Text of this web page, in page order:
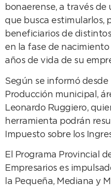
bonaerense, a través de
que busca estimularlos,
beneficiarios de
en la fase de
años de vida de su
Según se informó
Producción municipal,
Leonardo Ruggiero,
herramienta podrán
Impuesto sobre los
El Programa Provincial
Empresarios es
la Pequeña, Mediana y